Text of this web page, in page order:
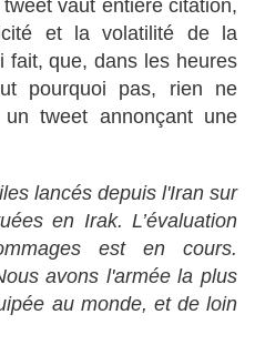
vaut entière citation,
et la volatilité de la
fait, que, dans les heures
pourquoi pas, rien ne
un tweet annonçant une
lancés depuis l'Iran sur
en Irak. L’évaluation
est en cours.
avons l'armée la plus
au monde, et de loin